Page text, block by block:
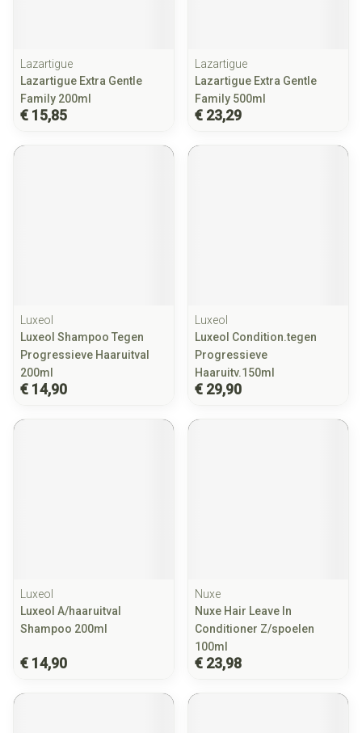
Lazartigue
Lazartigue Extra Gentle
Family 200ml
€ 15,85
Lazartigue
Lazartigue Extra Gentle
Family 500ml
€ 23,29
Luxeol
Luxeol Shampoo Tegen
Progressieve Haaruitval
200ml
€ 14,90
Luxeol
Luxeol Condition.tegen
Progressieve
Haaruitv.150ml
€ 29,90
Luxeol
Luxeol A/haaruitval
Shampoo 200ml
€ 14,90
Nuxe
Nuxe Hair Leave In
Conditioner Z/spoelen
100ml
€ 23,98